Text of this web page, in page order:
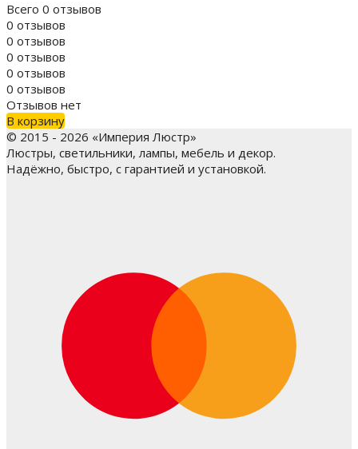
Всего 0 отзывов
0 отзывов
0 отзывов
0 отзывов
0 отзывов
0 отзывов
Отзывов нет
В корзину
© 2015 - 2026 «Империя Люстр»
Люстры, светильники, лампы, мебель и декор.
Надёжно, быстро, с гарантией и установкой.